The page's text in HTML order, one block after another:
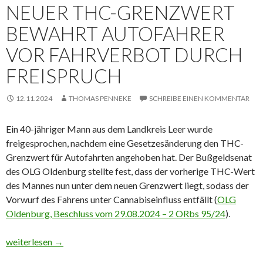
NEUER THC-GRENZWERT
BEWAHRT AUTOFAHRER
VOR FAHRVERBOT DURCH
FREISPRUCH
12.11.2024 THOMAS PENNEKE SCHREIBE EINEN KOMMENTAR
Ein 40-jähriger Mann aus dem Landkreis Leer wurde
freigesprochen, nachdem eine Gesetzesänderung den THC-
Grenzwert für Autofahrten angehoben hat. Der Bußgeldsenat
des OLG Oldenburg stellte fest, dass der vorherige THC-Wert
des Mannes nun unter dem neuen Grenzwert liegt, sodass der
Vorwurf des Fahrens unter Cannabiseinfluss entfällt (OLG
Oldenburg, Beschluss vom 29.08.2024 – 2 ORbs 95/24).
Neuer THC-Grenzwert bewahrt Autofahrer vor Fahrverbot
weiterlesen →